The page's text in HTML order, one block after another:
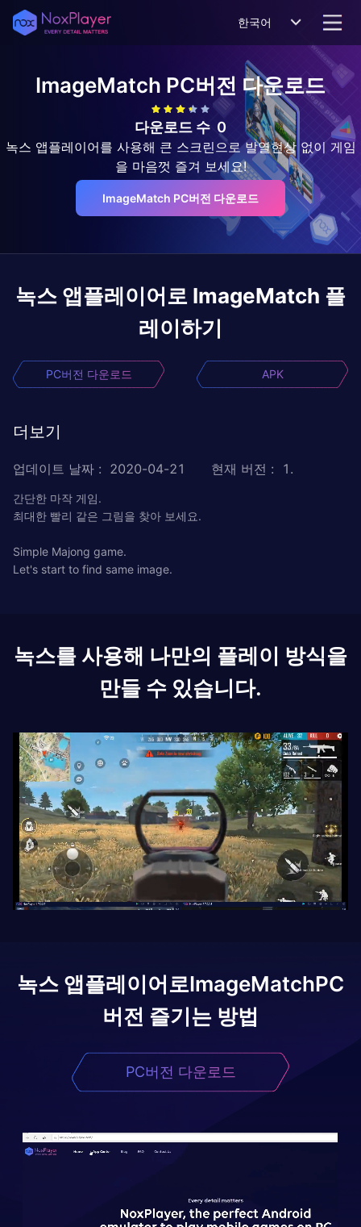
한국어
ImageMatch PC버전 다운로드
다운로드 수 0
녹스 앱플레이어를 사용해 큰 스크린으로 발열현상 없이 게임
을 마음껏 즐겨 보세요!
ImageMatch PC버전 다운로드
녹스 앱플레이어로 ImageMatch 플
레이하기
PC버전 다운로드 APK
더보기
업데이트 날짜 : 2020-04-21 현재 버전 : 1.
간단한 마작 게임.
최대한 빨리 같은 그림을 찾아 보세요.
Simple Majong game.
Let's start to find same image.
녹스를 사용해 나만의 플레이 방식을
만들 수 있습니다.
녹스 앱플레이어로ImageMatchPC
버전 즐기는 방법
PC버전 다운로드